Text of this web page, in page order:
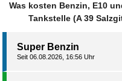
Was kosten Benzin, E10
Tankstelle (A 39
Super Benzin
Seit 06.08.2026, 16:56 Uhr